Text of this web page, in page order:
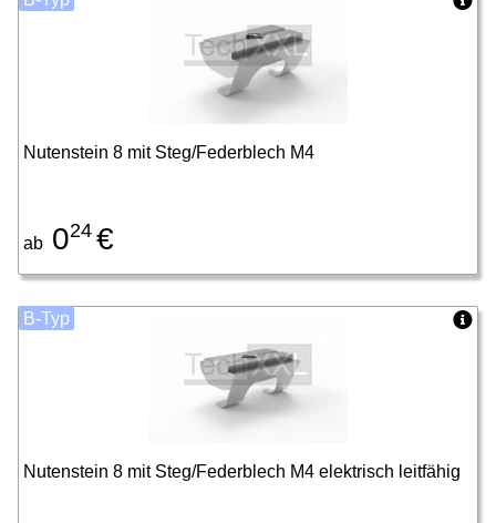
Nutenstein 8 mit Steg/Federblech M4
ab 024 €
Nutenstein 8 mit Steg/Federblech M4 elektrisch leitfähig
B-Typ